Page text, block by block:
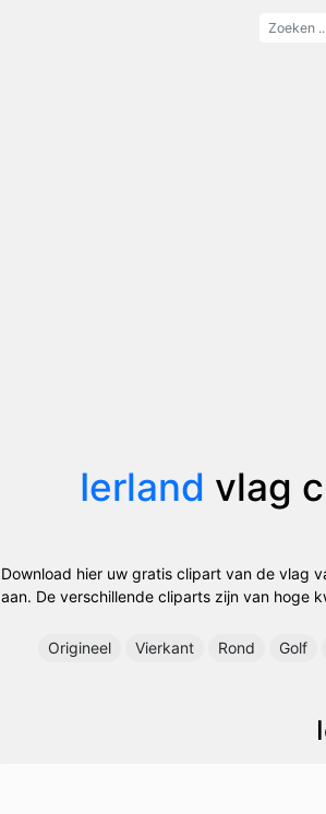
Ierland vlag
Download hier uw gratis clipart van de vlag
aan. De verschillende cliparts zijn van hoge
Origineel Vierkant Rond Golf